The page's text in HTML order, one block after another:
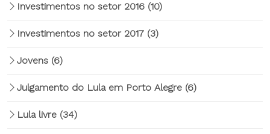
Investimentos no setor 2016 (10)
Investimentos no setor 2017 (3)
Jovens (6)
Julgamento do Lula em Porto Alegre (6)
Lula livre (34)